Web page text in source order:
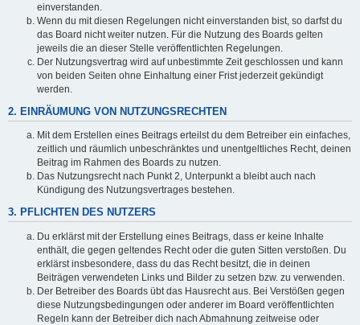
einverstanden.
Wenn du mit diesen Regelungen nicht einverstanden bist, so darfst du
das Board nicht weiter nutzen. Für die Nutzung des Boards gelten
jeweils die an dieser Stelle veröffentlichten Regelungen.
Der Nutzungsvertrag wird auf unbestimmte Zeit geschlossen und kann
von beiden Seiten ohne Einhaltung einer Frist jederzeit gekündigt
werden.
2. EINRÄUMUNG VON NUTZUNGSRECHTEN
Mit dem Erstellen eines Beitrags erteilst du dem Betreiber ein einfaches,
zeitlich und räumlich unbeschränktes und unentgeltliches Recht, deinen
Beitrag im Rahmen des Boards zu nutzen.
Das Nutzungsrecht nach Punkt 2, Unterpunkt a bleibt auch nach
Kündigung des Nutzungsvertrages bestehen.
3. PFLICHTEN DES NUTZERS
Du erklärst mit der Erstellung eines Beitrags, dass er keine Inhalte
enthält, die gegen geltendes Recht oder die guten Sitten verstoßen. Du
erklärst insbesondere, dass du das Recht besitzt, die in deinen
Beiträgen verwendeten Links und Bilder zu setzen bzw. zu verwenden.
Der Betreiber des Boards übt das Hausrecht aus. Bei Verstößen gegen
diese Nutzungsbedingungen oder anderer im Board veröffentlichten
Regeln kann der Betreiber dich nach Abmahnung zeitweise oder